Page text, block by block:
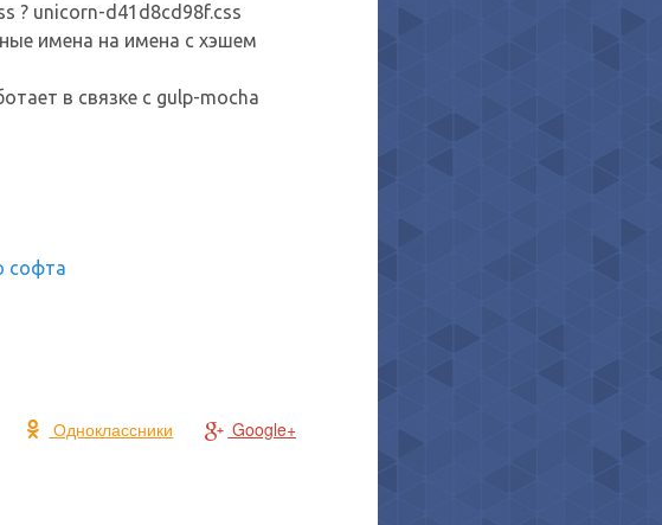
? unicorn-d41d8cd98f.css
имена на имена с хэшем
в связке с gulp-mocha
софта
Одноклассники Google+